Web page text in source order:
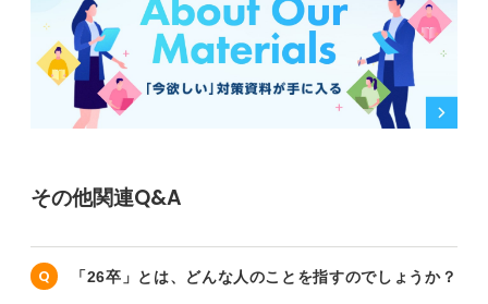
その他関連Q&A
「26卒」とは、どんな人のことを指すのでしょうか？